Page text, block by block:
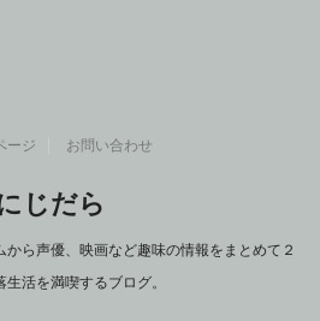
ージ お問い合わせ
じだら
ら声優、映画など趣味の情報をまとめて２
生活を満喫するブログ。